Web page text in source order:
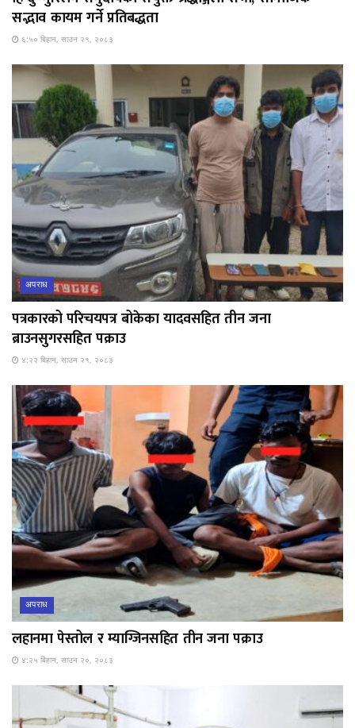
सद्भाव कायम गर्ने प्रतिबद्धता
६:५० बिहान, साउन २१, २०८३
अपराध
पत्रकारको परिचयपत्र बोकेका यादवसहित तीन जना
ब्राउनसुगरसहित पक्राउ
४:२२ बिहान, साउन २१, २०८३
अपराध
लहानमा पेस्तोल र म्याग्जिनसहित तीन जना पक्राउ
४:२५ बिहान, साउन २०, २०८३